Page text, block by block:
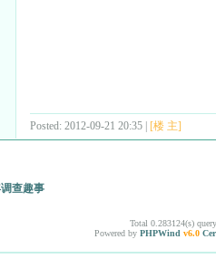
Posted: 2012-09-21 20:35 | [楼 主]
查趣事
Total 0.283124(s)
Powered by PHPWind v6.0